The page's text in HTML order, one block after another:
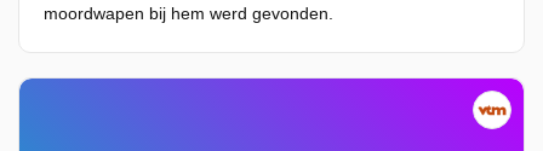
moordwapen bij hem werd gevonden.